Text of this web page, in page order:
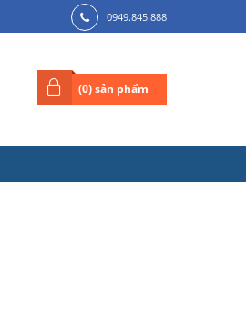
0949.845.888
(0) sản phẩm